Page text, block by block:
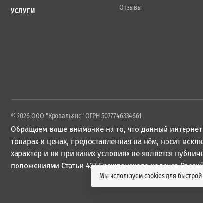
УСЛУГИ
Отзывы
© 2026 ООО "Кровальянс" ОГРН 5077746334661
Обращаем ваше внимание на то, что данный
товарах и ценах, предоставленная на нём, носит
характер и ни при каких условиях не является
положениями Статьи 437 Гражданского кодекса
Мы используем cookies для